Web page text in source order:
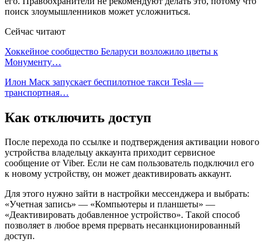
поиск злоумышленников может усложниться.
Сейчас читают
Хоккейное сообщество Беларуси возложило цветы к
Монументу…
Илон Маск запускает беспилотное такси Tesla —
транспортная…
Как отключить доступ
После перехода по ссылке и подтверждения активации нового
устройства владельцу аккаунта приходит сервисное
сообщение от Viber. Если не сам пользователь подключил его
к новому устройству, он может деактивировать аккаунт.
Для этого нужно зайти в настройки мессенджера и выбрать:
«Учетная запись» — «Компьютеры и планшеты» —
«Деактивировать добавленное устройство». Такой способ
позволяет в любое время прервать несанкционированный
доступ.